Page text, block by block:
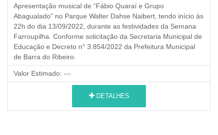
Apresentação musical de “Fábio Quaraí e Grupo
Abagualado” no Parque Walter Dahse Naibert, tendo início às
22h do dia 13/09/2022, durante as festividades da Semana
Farroupilha. Conforme solicitação da Secretaria Municipal de
Educação e Decreto n° 3.854/2022 da Prefeitura Municipal
de Barra do Ribeiro.
Valor Estimado: ---
DETALHES